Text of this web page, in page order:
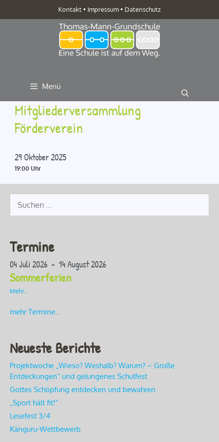
Inhalt
Kontakt • Impressum • Datenschutz
Menü
Mitgliederversammlung
Förderverein
29 Oktober 2025
19:00 Uhr
nach:
Termine
04 Juli 2026 - 14 August 2026
Sommerferien
Mehr...
mehr Termine..
Neueste Berichte
Projektwoche „Wieso? Weshalb? Warum? – Große
Entdeckungen“ und gelungenes Schulfest
Gottes Schöpfung entdecken und bewahren
„Sport hält fit!“
Lesefest 3/4
Känguru-Wettbewerb